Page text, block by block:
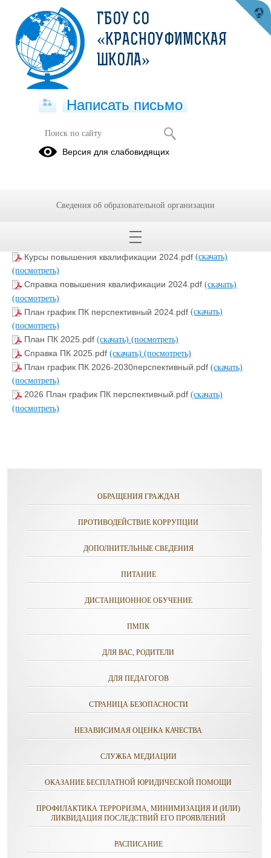
Повышение квалификации
(скачать)(посмотреть)
(скачать)
Курсы повышения квалификации 2024.pdf (скачать)
(посмотреть)
Справка повышения квалификации 2024.pdf (скачать)
(посмотреть)
План график ПК перспективный 2024.pdf (скачать)
(посмотреть)
План ПК 2025.pdf (скачать) (посмотреть)
Справка ПК 2025.pdf (скачать) (посмотреть)
План график ПК 2026-2030перспективный.pdf (скачать)
(посмотреть)
2026 План график ПК перспективный.pdf (скачать)
(посмотреть)
ОБРАЩЕНИЯ ГРАЖДАН
ПРОТИВОДЕЙСТВИЕ КОРРУПЦИИ
ДОПОЛНИТЕЛЬНЫЕ СВЕДЕНИЯ
ПИТАНИЕ
ДИСТАНЦИОННОЕ ОБУЧЕНИЕ
ПМПК
ДЛЯ ВАС, РОДИТЕЛИ
ДЛЯ ПЕДАГОГОВ
СТРАНИЦА БЕЗОПАСНОСТИ
НЕЗАВИСИМАЯ ОЦЕНКА КАЧЕСТВА
СЛУЖБА МЕДИАЦИИ
ОКАЗАНИЕ БЕСПЛАТНОЙ ЮРИДИЧЕСКОЙ ПОМОЩИ
ПРОФИЛАКТИКА ТЕРРОРИЗМА, МИНИМИЗАЦИЯ И (ИЛИ)
ЛИКВИДАЦИЯ ПОСЛЕДСТВИЙ ЕГО ПРОЯВЛЕНИЙ
РАСПИСАНИЕ
ГБОУ СО
«КРАСНОУФИМСКАЯ
ШКОЛА»
Написать письмо
Версия для слабовидящих
Сведения об образовательной организации